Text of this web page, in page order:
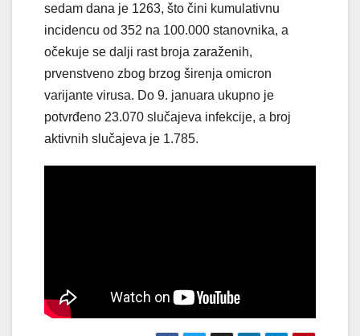
sedam dana je 1263, što čini kumulativnu
incidencu od 352 na 100.000 stanovnika, a
očekuje se dalji rast broja zaraženih,
prvenstveno zbog brzog širenja omicron
varijante virusa. Do 9. januara ukupno je
potvrđeno 23.070 slučajeva infekcije, a broj
aktivnih slučajeva je 1.785.